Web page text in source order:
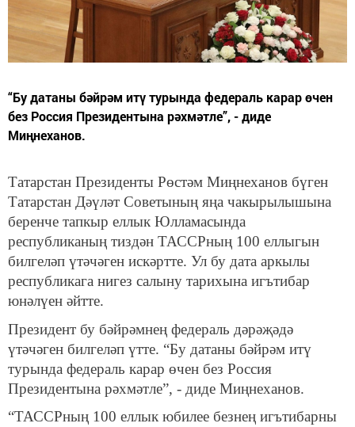
“Бу датаны бәйрәм итү турында федераль карар өчен
без Россия Президентына рәхмәтле”, - диде
Миңнеханов.
Татарстан Президенты Рөстәм Миңнеханов бүген
Татарстан Дәүләт Советының яңа чакырылышына
беренче тапкыр еллык Юлламасында
республиканың тиздән ТАССРның 100 еллыгын
билгеләп үтәчәген искәртте. Ул бу дата аркылы
республикага нигез салыну тарихына игътибар
юнәлүен әйтте.
Президент бу бәйрәмнең федераль дәрәҗәдә
үтәчәген билгеләп үтте. “Бу датаны бәйрәм итү
турында федераль карар өчен без Россия
Президентына рәхмәтле”, - диде Миңнеханов.
“ТАССРның 100 еллык юбилее безнең игътибарны